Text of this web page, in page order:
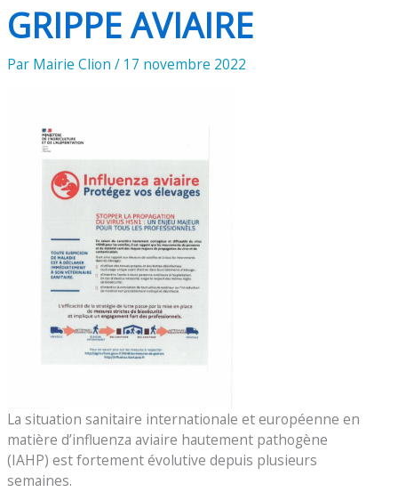
GRIPPE AVIAIRE
Par Mairie Clion/ 17 novembre 2022
La situation sanitaire internationale et européenne en
matière d’influenza aviaire hautement pathogène
(IAHP) est fortement évolutive depuis plusieurs
semaines.